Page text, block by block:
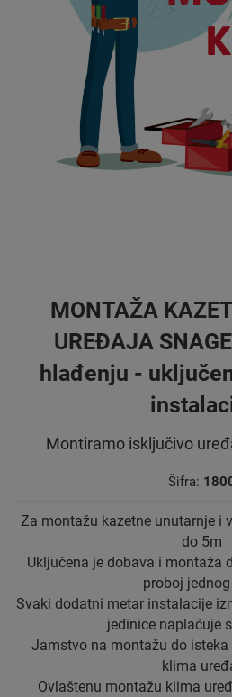
MONTAŽA
UREĐAJA
hlađenju -
Montiramo isključivo
Šifra:
Za montažu kazetne unutarnje i
do 5m
Uključena je dobava i montaža
proboj
Svaki dodatni metar instalacije
jedinice naplaćuje
Jamstvo na montažu do
klima
Ovlaštenu montažu klima